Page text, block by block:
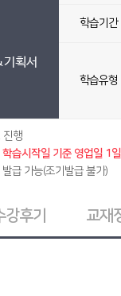
획서
학습기간
학습유형
진행
학습시작일 기준 영업일 1
급 가능(조기발급 불가)
강후기 교재